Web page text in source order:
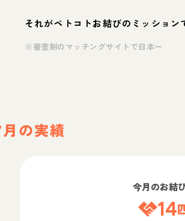
それがペトコトお結びのミッション
※審査制のマッチングサイトで日本一
の実績
今月のお結
14